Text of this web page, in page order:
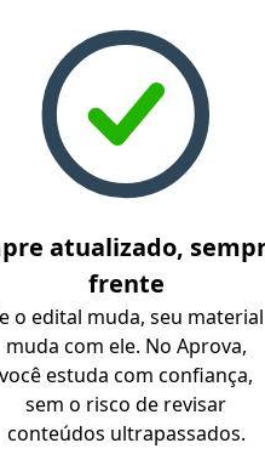
atualizado,
frente
o edital muda, seu material
muda com ele. No Aprova,
você estuda com confiança,
sem o risco de revisar
conteúdos ultrapassados.